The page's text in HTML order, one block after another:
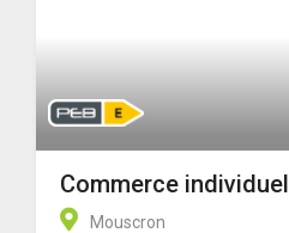
Commerce individuel
Mouscron